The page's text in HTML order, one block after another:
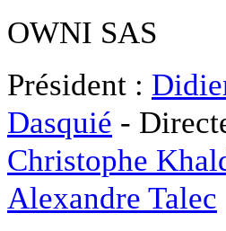
OWNI SAS
Président :
Dasquié -
Christophe
Alexandre Talec